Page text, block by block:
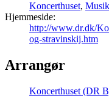
Koncerthuset, Musik
Hjemmeside:
http://www.dr.dk/
og-stravinskij.htm
Arrangør
Koncerthuset (DR